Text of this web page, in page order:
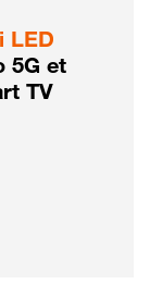
LED
5G et
TV